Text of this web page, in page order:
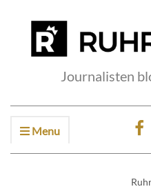
Journalisten
Menu